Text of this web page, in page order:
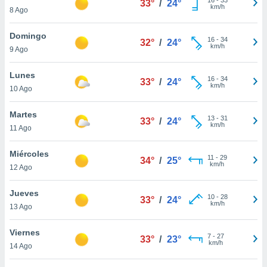
más
nuestra
y
de
disponible
cookies
aceptar
8 Ago
33° / 24°
km/h
Domingo
9 Ago
32° / 24° 16- 34
km/h
Lunes
10 Ago
33° / 24° 16- 34
km/h
Martes
11 Ago
33° / 24° 13- 31
km/h
Miércoles
12 Ago
34° / 25° 11 - 29
km/h
Jueves
13 Ago
33° / 24° 10- 28
km/h
Viernes
14 Ago
33° / 23° 7- 27
km/h